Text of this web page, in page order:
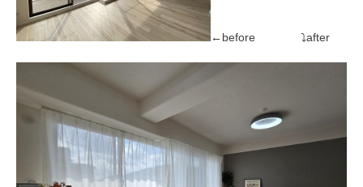
←before ⤵after